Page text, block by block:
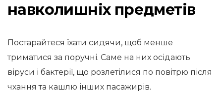
навколишніх предметів
Постарайтеся їхати сидячи, щоб менше
триматися за поручні. Саме на них осідають
віруси і бактерії, що розлетілися по повітрю після
чхання та кашлю інших пасажирів.